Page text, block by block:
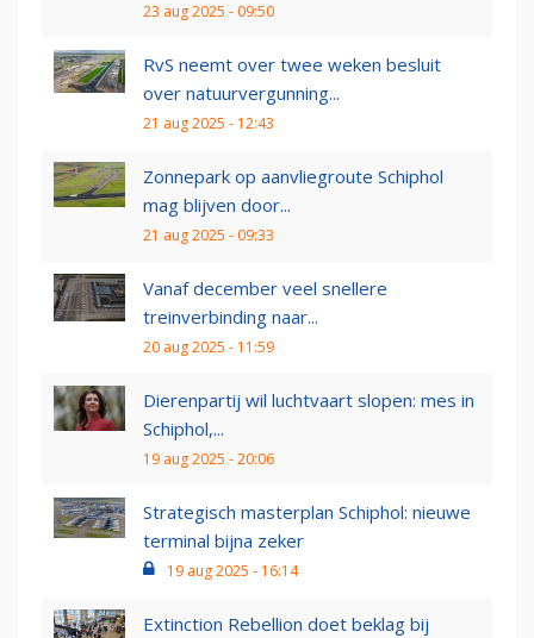
23 aug 2025 - 09:50
RvS neemt over twee weken besluit
over natuurvergunning...
21 aug 2025 - 12:43
Zonnepark op aanvliegroute Schiphol
mag blijven door...
21 aug 2025 - 09:33
Vanaf december veel snellere
treinverbinding naar...
20 aug 2025 - 11:59
Dierenpartij wil luchtvaart slopen: mes in
Schiphol,...
19 aug 2025 - 20:06
Strategisch masterplan Schiphol: nieuwe
terminal bijna zeker
19 aug 2025 - 16:14
Extinction Rebellion doet beklag bij